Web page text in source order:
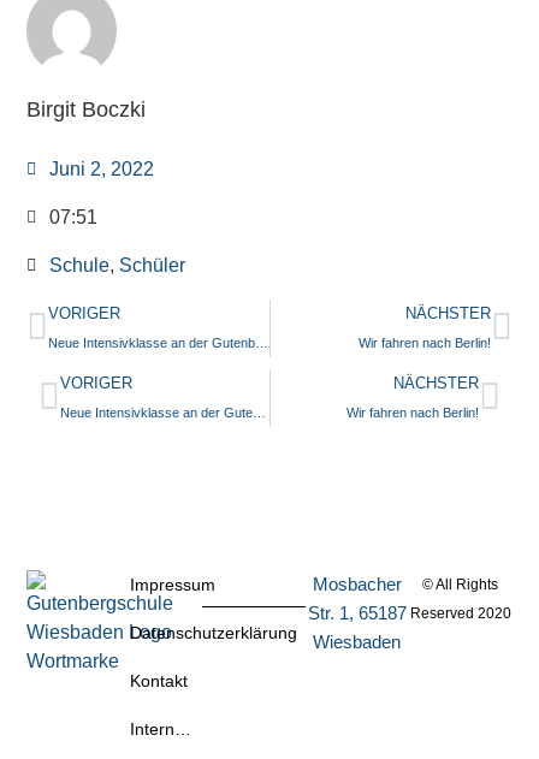
Birgit Boczki
Juni 2, 2022
07:51
Schule, Schüler
VORIGER NÄCHSTER
Wir fahren nach Berlin!
VORIGER NÄCHSTER
Wir fahren nach Berlin!
Impressum
Datenschutzerklärung
Kontakt
Intern…
Mosbacher
Str. 1, 65187
Wiesbaden
© All Rights
Reserved 2020